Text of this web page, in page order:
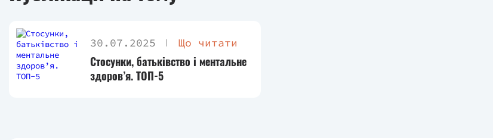
практиці. Також це оновлене видання має цікаві включення-інсайти від дружини Стівена
Сандри Мерілл та написану спеціально для перевидання бестселера передмову, в якій
застосування семи навичок для розвитку й міцності родини та виховання дітей
30.07.2025 Що читати
Стосунки, батьківство і ментальне
здоров’я. ТОП-5